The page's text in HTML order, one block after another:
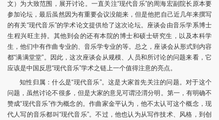
文）为大致范围，展开讨论。一直关注“现代音乐”的周海宏副院长原本要
参加论坛，最后虽然因为有重要会议没能来，但是他把自己近几年来撰写
的有关“现代音乐”的学术论文提供给了这次论坛。座谈会由音乐学系博士
生程兴旺主持。其他到会的还有本院的博士和硕士研究生，以及本科学
生，他们中有作曲专业的、音乐学专业的等。总之，座谈会从形式到内容
都“满满堂堂”。因此，这次座谈会从规模、人员和所讨论的问题来看，它
应该是中国反思“现代音乐”学术之链上一个值得注意的亮点。
知性归属：什么是“现代音乐”。这是大家首先关注的问题。对于这个
问题，虽然讨论不很多，但是大家的意见可谓泾渭分明。第一，有明确不
赞成“现代音乐”作为概念的。作曲家金平认为，他不太认可这个概念，现
代人写的音乐都叫“现代音乐”。不过，他也认为从写作技术、风格，到创